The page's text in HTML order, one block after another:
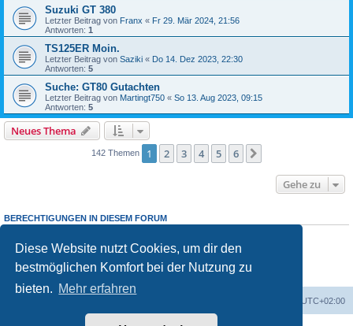
Diese Website nutzt Cookies, um dir den
bestmöglichen Komfort bei der Nutzung zu
bieten. Mehr erfahren
Suzuki GT 380
Letzter Beitrag von Franx « Fr 29. Mär 2024, 21:56
Antworten: 1
TS125ER Moin.
Letzter Beitrag von Saziki « Do 14. Dez 2023, 22:30
Antworten: 5
Suche: GT80 Gutachten
Letzter Beitrag von Martingt750 « So 13. Aug 2023, 09:15
Antworten: 5
Neues Thema
142 Themen 1 2 3 4 5 6
Gehe zu
BERECHTIGUNGEN IN DIESEM FORUM
Du darfst keineAntworten zu Themen in diesem Forum erstellen.
Du darfst deine Beiträge in diesem Forumnichtändern.
Du darfst deine Beiträge in diesem Forum nicht löschen.
keine
UTC+02:00